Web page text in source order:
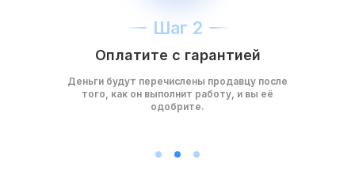
Шаг 2
Оплатите с гарантией
Деньги будут перечислены продавцу после
того, как он выполнит работу, и вы её
одобрите.